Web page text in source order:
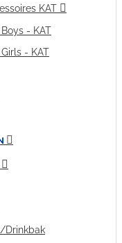
KAT
Boys - KAT
Girls - KAT
Drinkbak